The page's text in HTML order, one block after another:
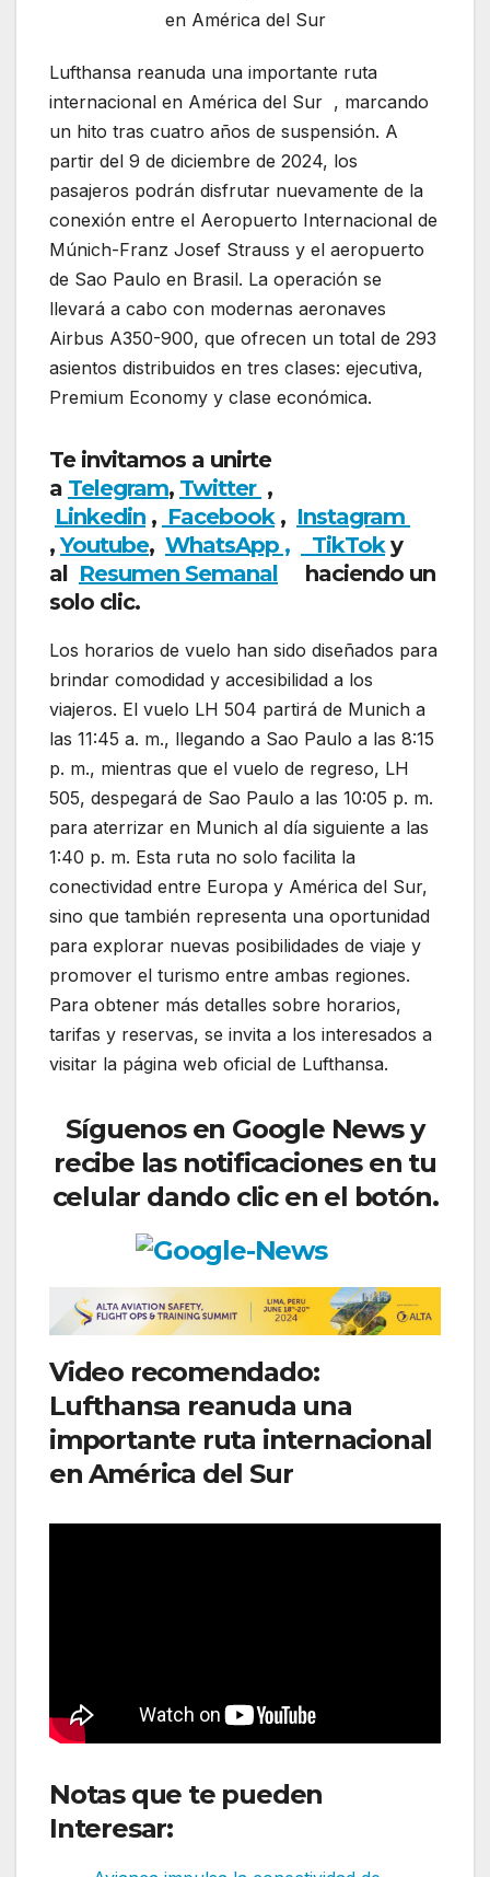
en América del Sur
Lufthansa reanuda una importante ruta
internacional en América del Sur , marcando
un hito tras cuatro años de suspensión. A
partir del 9 de diciembre de 2024, los
pasajeros podrán disfrutar nuevamente de la
conexión entre el Aeropuerto Internacional de
Múnich-Franz Josef Strauss y el aeropuerto
de Sao Paulo en Brasil. La operación se
llevará a cabo con modernas aeronaves
Airbus A350-900, que ofrecen un total de 293
asientos distribuidos en tres clases: ejecutiva,
Premium Economy y clase económica.
Te invitamos a unirte
a Telegram, Twitter ,
Linkedin , Facebook, Instagram
,Youtube, WhatsApp , TikToky
al Resumen Semanal haciendo un
solo clic.
Los horarios de vuelo han sido diseñados para
brindar comodidad y accesibilidad a los
viajeros. El vuelo LH 504 partirá de Munich a
las 11:45 a. m., llegando a Sao Paulo a las 8:15
p. m., mientras que el vuelo de regreso, LH
505, despegará de Sao Paulo a las 10:05 p. m.
para aterrizar en Munich al día siguiente a las
1:40 p. m. Esta ruta no solo facilita la
conectividad entre Europa y América del Sur,
sino que también representa una oportunidad
para explorar nuevas posibilidades de viaje y
promover el turismo entre ambas regiones.
Para obtener más detalles sobre horarios,
tarifas y reservas, se invita a los interesados a
visitar la página web oficial de Lufthansa.
Síguenos en Google News y
recibe las notificaciones en tu
celular dando clic en el botón.
Video recomendado:
Lufthansa reanuda una
importante ruta internacional
en América del Sur
Notas que te pueden
Interesar: